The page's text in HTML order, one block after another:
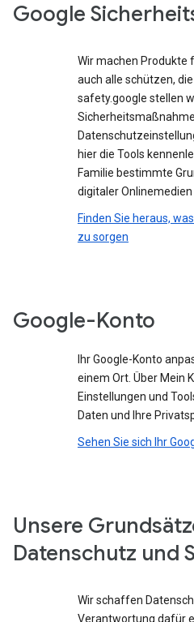
Google
Wir machen Produkte
auch alle schützen,
safety.google stellen
hier die Tools
Familie bestimmte
digitaler
Finden Sie heraus,
zu sorgen
Google-Konto
Ihr Google-Konto
einem Ort. Über Mein
Einstellungen und
Daten und Ihre
Sehen Sie sich Ihr
Unsere
Datenschutz und
Wir schaffen
Verantwortung dafür